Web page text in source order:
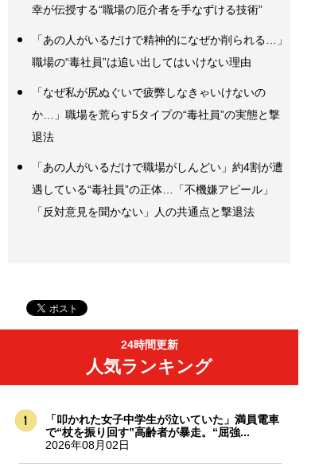
幸が伝授する“職場の厄介者を手なずける技術”
「あの人がいるだけで精神的になぜか削られる…」
職場の“毒社員”は追い出してはいけない理由
「なぜ私が尻ぬぐいで疲弊しなきゃいけないの
か…」職場を荒らす5タイプの“毒社員”の実態と撃
退法
「あの人がいるだけで職場がしんどい」約4割が遭
遇している“毒社員”の正体…「不機嫌アピール」
「反対意見を聞かない」人の共通点と撃退法
24時間更新
人気ランキング
「叩かれた女子中学生が泣いていた」満員電車
で“杖を振り回す”高齢者が暴走。“屈強...
2026年08月02日